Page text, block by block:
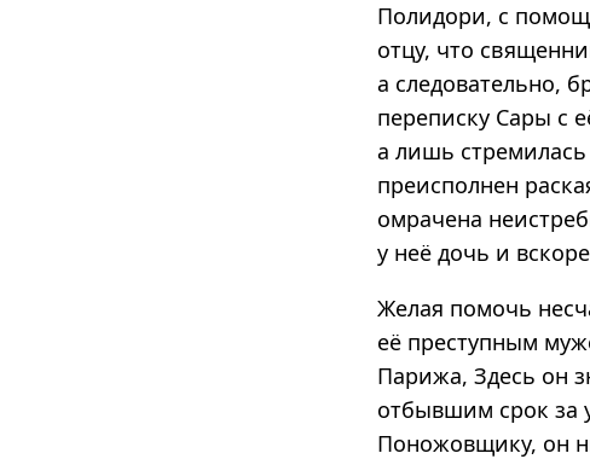
Полидори, с
отцу, что
а следовательно,
переписку Сары с
а лишь
преисполнен
омрачена
у неё дочь и
Желая помочь
её преступным
Парижа, Здесь он
отбывшим срок за
Поножовщику, он